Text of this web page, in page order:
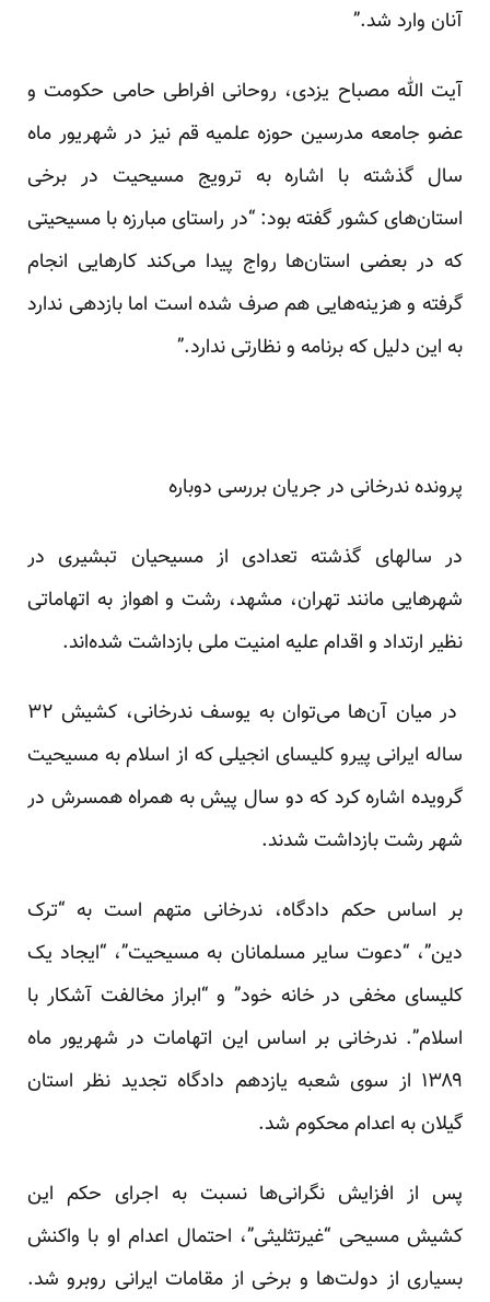
آنان وارد شد.”
آیت الله مصباح یزدی، روحانی افراطی حامی حکومت و
عضو جامعه مدرسین حوزه علمیه قم نیز در شهریور ماه
سال گذشته با اشاره به ترویج مسیحیت در برخی
استان‌های کشور گفته بود: “در راستای مبارزه با مسیحیتی
که در بعضی استان‌ها رواج پیدا می‌کند کارهایی انجام
گرفته و هزینه‌هایی هم صرف شده است اما بازدهی ندارد
به این دلیل که برنامه و نظارتی ندارد.”
پرونده ندرخانی در جریان بررسی دوباره
در سالهای گذشته تعدادی از مسیحیان تبشیری در
شهرهایی مانند تهران، مشهد، رشت و اهواز به اتهاماتی
نظیر ارتداد و اقدام علیه امنیت ملی بازداشت شده‌اند.
در میان آن‌ها می‌توان به یوسف ندرخانی، کشیش ۳۲
ساله ایرانی پیرو کلیسای انجیلی که از اسلام به مسیحیت
گرویده‌ اشاره کرد که دو سال پیش به همراه همسرش در
شهر رشت بازداشت شدند.
بر اساس حکم دادگاه، ندرخانی متهم است به “ترک
دین”، “دعوت سایر مسلمانان به مسیحیت”، “ایجاد یک
کلیسای مخفی در خانه خود” و “ابراز مخالفت آشکار با
اسلام”. ندرخانی بر اساس این اتهامات در شهریور ماه
۱۳۸۹ از سوی شعبه یازدهم دادگاه تجدید نظر استان
گیلان به اعدام محکوم شد.
پس از افزایش نگرانی‌ها نسبت به اجرای حکم این
کشیش مسیحی “غیرتثلیثی”، احتمال اعدام او با واکنش
بسیاری از دولت‌ها و برخی از مقامات ایرانی روبرو شد.